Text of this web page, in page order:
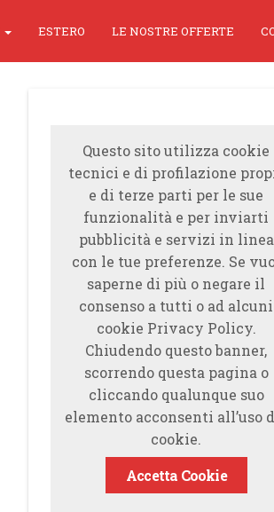
ESTERO LE NOSTRE OFFERTE
Questo sito utilizza cookie
tecnici e di profilazione
e di terze parti per le sue
funzionalità e per inviarti
pubblicità e servizi in linea
con le tue preferenze. Se
saperne di più o negare il
consenso a tutti o ad alcuni
cookie Privacy Policy.
Chiudendo questo banner,
scorrendo questa pagina o
cliccando qualunque suo
elemento acconsenti all’uso
cookie.
Accetta Cookie